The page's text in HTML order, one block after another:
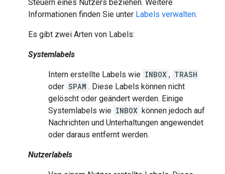
Steuern eines Nutzers beziehen. Weitere
Informationen finden Sie unter Labels verwalten.
Es gibt zwei Arten von Labels:
Systemlabels
Intern erstellte Labels wie INBOX , TRASH
oder SPAM . Diese Labels können nicht
gelöscht oder geändert werden. Einige
Systemlabels wie INBOX können jedoch auf
Nachrichten und Unterhaltungen angewendet
oder daraus entfernt werden.
Nutzerlabels